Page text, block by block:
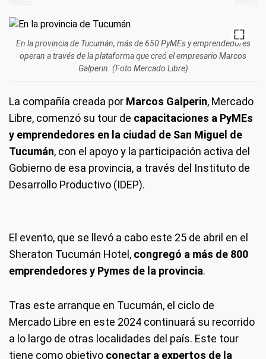
En la provincia de Tucumán, más de 650 PyMEs y emprendedores
operan a través de la plataforma que creó el empresario Marcos
Galperin. (Foto Mercado Libre)
La compañía creada por Marcos Galperin, Mercado
Libre, comenzó su tour de capacitaciones a PyMEs
y emprendedores en la ciudad de San Miguel de
Tucumán, con el apoyo y la participación activa del
Gobierno de esa provincia, a través del Instituto de
Desarrollo Productivo (IDEP).
El evento, que se llevó a cabo este 25 de abril en el
Sheraton Tucumán Hotel, congregó a más de 800
emprendedores y Pymes de la provincia.
Tras este arranque en Tucumán, el ciclo de
Mercado Libre en este 2024 continuará su recorrido
a lo largo de otras localidades del país. Este tour
tiene como objetivo conectar a expertos de la